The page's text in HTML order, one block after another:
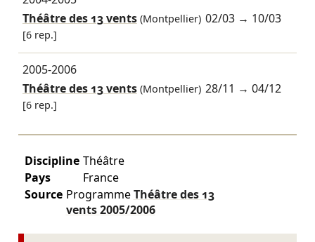
Théâtre des 13 vents(Montpellier) 02/03 → 10/03
[6 rep.]
2005-2006
Théâtre des 13 vents(Montpellier) 28/11 →04/12
[6 rep.]
Discipline Théâtre
Pays
France
Source ProgrammeThéâtre des 13
vents2005/2006